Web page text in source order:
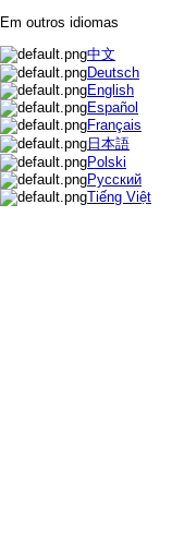
Em outros idiomas
中文
Deutsch
English
Español
Français
日本語
Polski
Русский
Tiếng Việt